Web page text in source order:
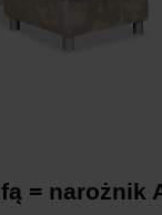
= narożnik